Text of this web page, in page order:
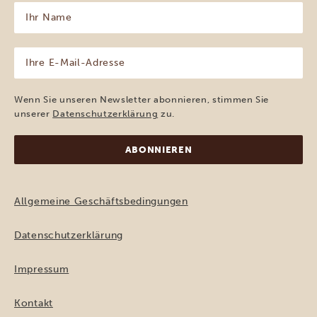
Name
(erforderlich)
Mail-
Adresse
(erforderlich)
Wenn Sie unseren Newsletter abonnieren, stimmen Sie
unserer Datenschutzerklärung zu.
Allgemeine Geschäftsbedingungen
Datenschutzerklärung
Impressum
Kontakt